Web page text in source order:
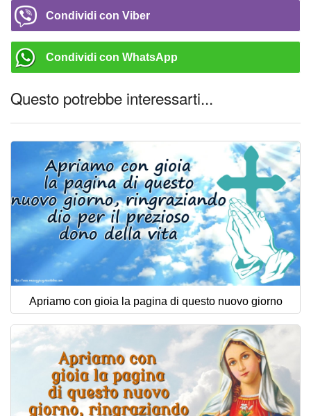
Condividi con Viber
Condividi con WhatsApp
Questo potrebbe interessarti...
Apriamo con gioia la pagina di questo nuovo giorno